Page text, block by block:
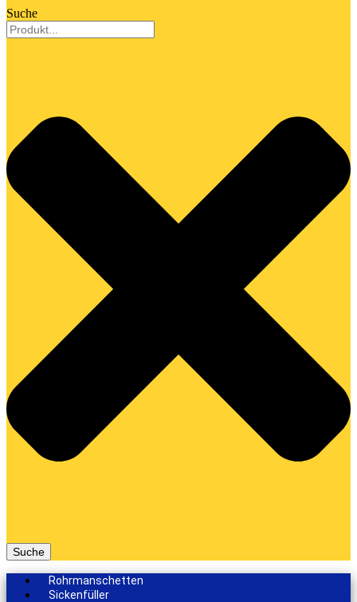
Suche
Suche
Rohrmanschetten
Sickenfüller